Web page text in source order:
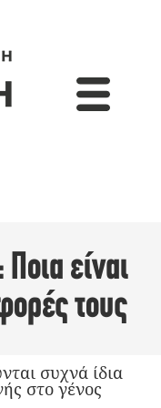
είναι
τους
συχνά ίδια
στο γένος